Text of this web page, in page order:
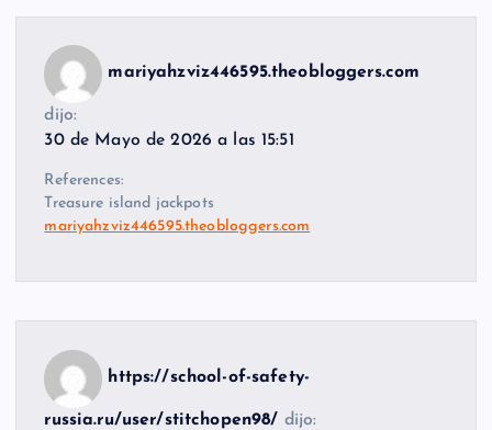
mariyahzviz446595.theobloggers.com
dijo:
30 de Mayo de 2026 a las 15:51
References:
Treasure island jackpots
mariyahzviz446595.theobloggers.com
https://school-of-safety-
russia.ru/user/stitchopen98/ dijo: